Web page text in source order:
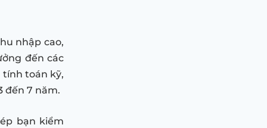
nhập cao,
đến các
tính toán kỹ,
đến 7 năm.
bạn kiểm